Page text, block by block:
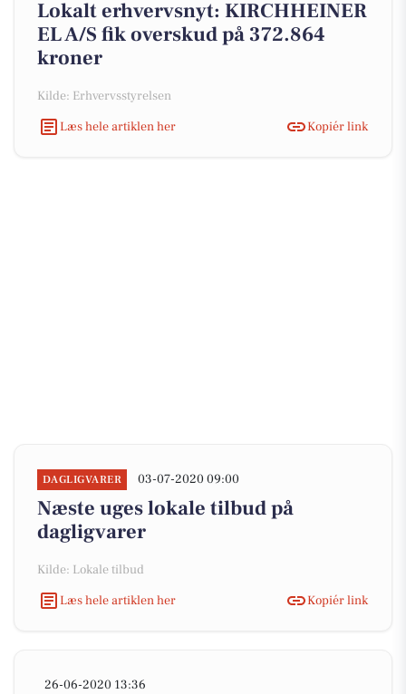
Lokalt erhvervsnyt: KIRCHHEINER
EL A/S fik overskud på 372.864
kroner
Kilde: Erhvervsstyrelsen
Læs hele artiklen her
Kopiér link
DAGLIGVARER 03-07-2020 09:00
Næste uges lokale tilbud på
dagligvarer
Kilde: Lokale tilbud
Læs hele artiklen her
Kopiér link
26-06-2020 13:36